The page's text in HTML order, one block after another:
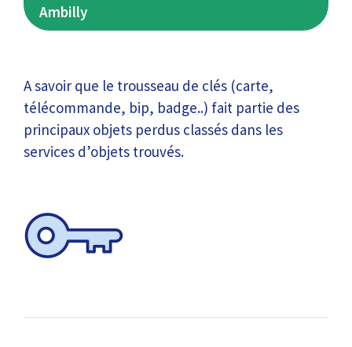
Ambilly
A savoir que le trousseau de clés (carte,
télécommande, bip, badge..) fait partie des
principaux objets perdus classés dans les
services d’objets trouvés.